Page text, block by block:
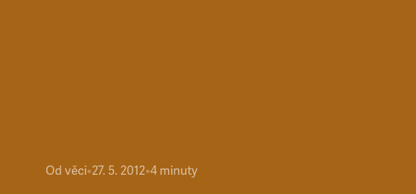
Od věci•27. 5. 2012•4 minuty